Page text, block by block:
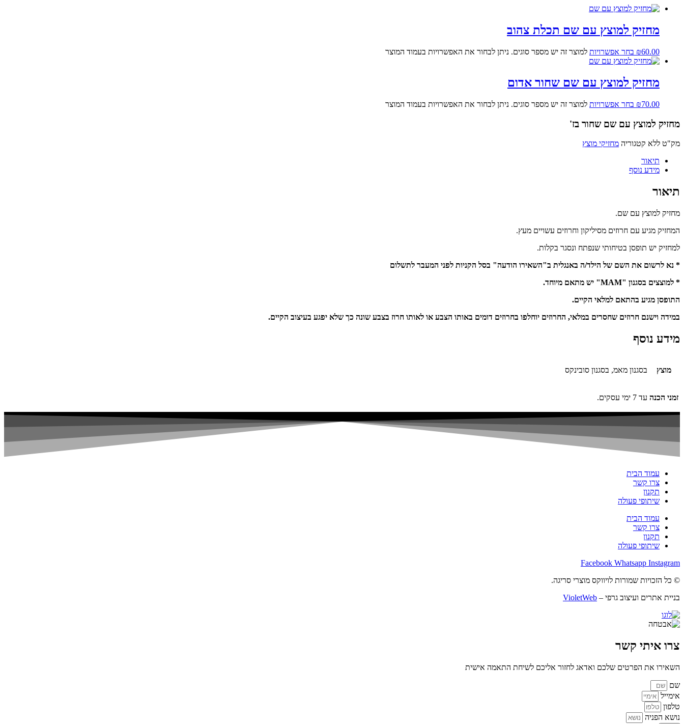
מחזיק למוצץ עם שם תכלת צהוב
₪60.00 בחר אפשרויות למוצר זה יש מספר סוגים. ניתן לבחור את האפשרויות בעמוד המוצר
מחזיק למוצץ עם שם שחור אדום
₪70.00 בחר אפשרויות למוצר זה יש מספר סוגים. ניתן לבחור את האפשרויות בעמוד המוצר
מחזיק למוצץ עם שם שחור בז'
מק"ט ללא קטגוריה מחזיקי מוצץ
תיאור
מידע נוסף
תיאור
מחזיק למוצץ עם שם.
המחזיק מגיע עם חרוזים מסיליקון וחרוזים עשויים מעץ.
למחזיק יש תופסן בטיחותי שנפתח ונסגר בקלות.
* נא לרשום את השם של הילד/ה באנגלית ב"השאירו הודעה" בסל הקניות לפני המעבר לתשלום
* למוצצים בסגנון "MAM" יש מתאם מיוחד.
התופסן מגיע בהתאם למלאי הקיים.
במידה וישנם חרוזים שחסרים במלאי, החרוזים יוחלפו בחרוזים דומים באותו הצבע או לאותו חרוז בצבע שונה כך שלא יפגע בעיצוב הקיים.
מידע נוסף
מוצץ בסגנון מאמ, בסגנון סובינקס
זמני הכנה עד 7 ימי עסקים.
עמוד הבית
צרו קשר
תקנון
שיתופי פעולה
עמוד הבית
צרו קשר
תקנון
שיתופי פעולה
Facebook Whatsapp Instagram
© כל הזכויות שמורות לויווקס מוצרי סריגה.
בניית אתרים ועיצוב גרפי – VioletWeb
צרו איתי קשר
השאירו את הפרטים שלכם ואדאג לחזור אליכם לשיחת התאמה אישית
שם
אימייל
טלפון
נושא הפניה